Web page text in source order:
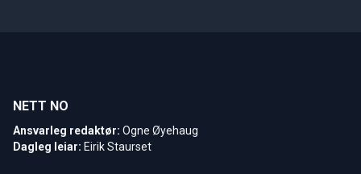
NETT NO
Ansvarleg redaktør: Ogne Øyehaug
Dagleg leiar: Eirik Staurset